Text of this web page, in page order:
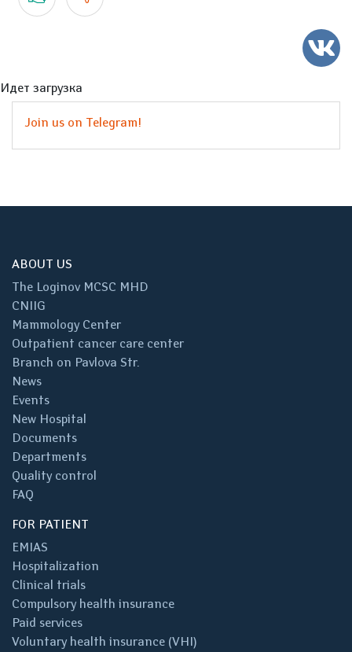
Идет загрузка
Join us on Telegram!
ABOUT US
The Loginov MCSC MHD
CNIIG
Mammology Center
Outpatient cancer care center
Branch on Pavlova Str.
News
Events
New Hospital
Documents
Departments
Quality control
FAQ
FOR PATIENT
EMIAS
Hospitalization
Clinical trials
Compulsory health insurance
Paid services
Voluntary health insurance (VHI)